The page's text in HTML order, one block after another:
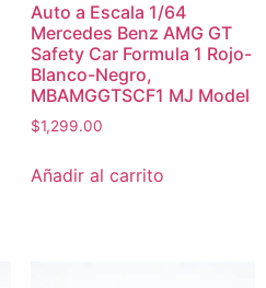
Auto a Escala 1/64
Mercedes Benz AMG GT
Safety Car Formula 1 Rojo-
Blanco-Negro,
MBAMGGTSCF1 MJ Model
$1,299.00
Añadir al carrito